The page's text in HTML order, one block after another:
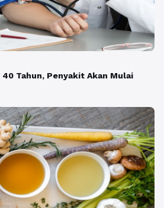
40 Tahun, Penyakit Akan Mulai